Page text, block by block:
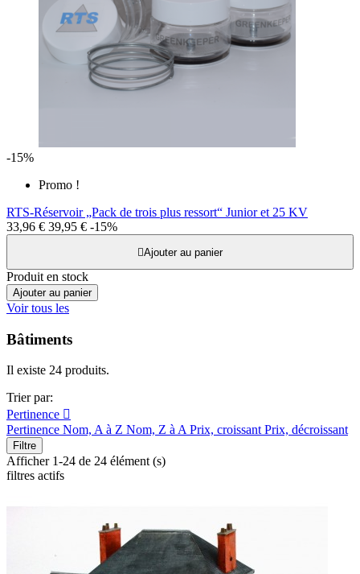
-15%
Promo !
RTS-Réservoir „Pack de trois plus ressort“ Junior et 25 KV
33,96 € 39,95 € -15%
Ajouter au panier
Produit en stock
Ajouter au panier
Voir tous les
Bâtiments
Il existe 24 produits.
Trier par:
Pertinence 
Pertinence Nom, A à Z Nom, Z à APrix, croissantPrix, décroissant
Filtre
Afficher 1-24 de 24 élément (s)
filtres actifs